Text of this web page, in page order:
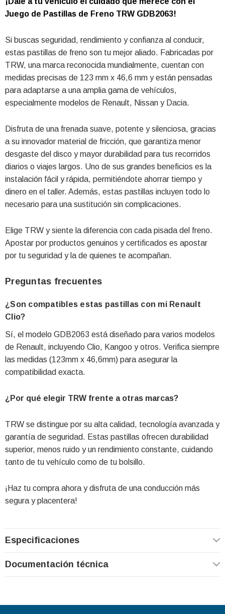
Juego de Pastillas de Freno TRW GDB2063!
Si buscas seguridad, rendimiento y confianza al conducir,
estas pastillas de freno son tu mejor aliado. Fabricadas por
TRW, una marca reconocida mundialmente, cuentan con
medidas precisas de 123 mm x 46,6 mm y están pensadas
para adaptarse a una amplia gama de vehículos,
especialmente modelos de Renault, Nissan y Dacia.
Disfruta de una frenada suave, potente y silenciosa, gracias
a su innovador material de fricción, que garantiza menor
desgaste del disco y mayor durabilidad para tus recorridos
diarios o viajes largos. Uno de sus grandes beneficios es la
instalación fácil y rápida, permitiéndote ahorrar tiempo y
dinero en el taller. Además, estas pastillas incluyen todo lo
necesario para una sustitución sin complicaciones.
Elige TRW y siente la diferencia con cada pisada del freno.
Apostar por productos genuinos y certificados es apostar
por tu seguridad y la de quienes te acompañan.
Preguntas frecuentes
¿Son compatibles estas pastillas con mi Renault
Clio?
Sí, el modelo GDB2063 está diseñado para varios modelos
de Renault, incluyendo Clio, Kangoo y otros. Verifica siempre
las medidas (123mm x 46,6mm) para asegurar la
compatibilidad exacta.
¿Por qué elegir TRW frente a otras marcas?
TRW se distingue por su alta calidad, tecnología avanzada y
garantía de seguridad. Estas pastillas ofrecen durabilidad
superior, menos ruido y un rendimiento constante, cuidando
tanto de tu vehículo como de tu bolsillo.
¡Haz tu compra ahora y disfruta de una conducción más
segura y placentera!
Especificaciones
Documentación técnica